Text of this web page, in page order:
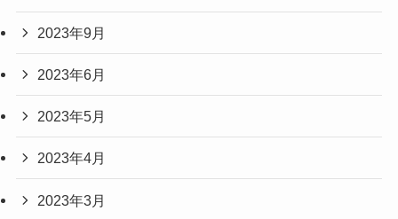
2023年9月
2023年6月
2023年5月
2023年4月
2023年3月